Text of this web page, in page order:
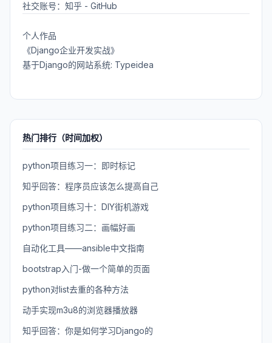
社交账号： 知乎 - GitHub
个人作品
《Django企业开发实战》
基于Django的网站系统: Typeidea
热门排行（时间加权）
python项目练习一：即时标记
知乎回答：程序员应该怎么提高自己
python项目练习十：DIY街机游戏
python项目练习二：画幅好画
自动化工具——ansible中文指南
bootstrap入门-做一个简单的页面
python对list去重的各种方法
动手实现m3u8的浏览器播放器
知乎回答：你是如何学习Django的